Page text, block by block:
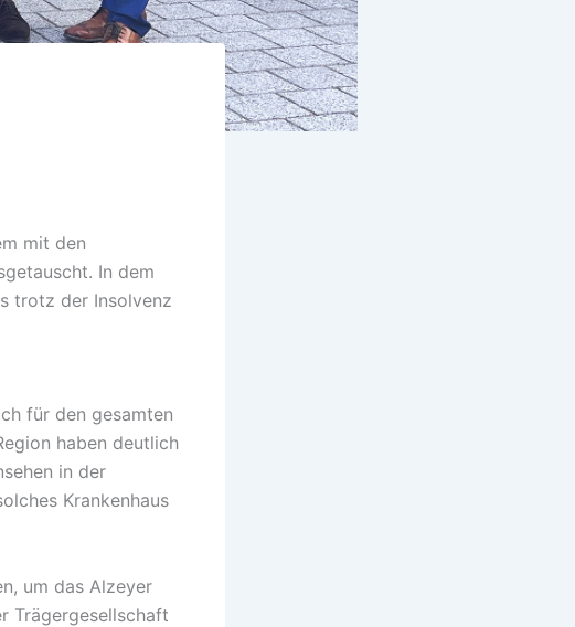
mit den
In dem
trotz der Insolvenz
für den gesamten
haben deutlich
in der
Krankenhaus
um das Alzeyer
Trägergesellschaft